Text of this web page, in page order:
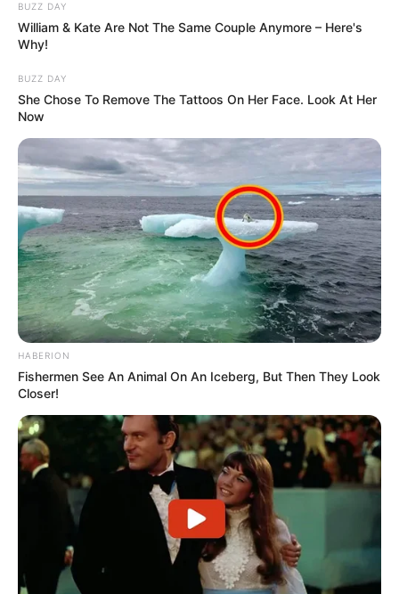
BUZZ DAY
William & Kate Are Not The Same Couple Anymore – Here's
Why!
BUZZ DAY
She Chose To Remove The Tattoos On Her Face. Look At Her
Now
HABERION
Fishermen See An Animal On An Iceberg, But Then They Look
Closer!